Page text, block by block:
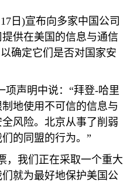
17 日 )宣布向多家中国公司
供在美国的信息与通信
确定它们是否对国家安
项声明中说：“拜登-哈里
地使用不可信的信息与
风险。北京从事了削弱
的同盟的行为。”
，我们正在采取一个重大
就为最好地保护美国公